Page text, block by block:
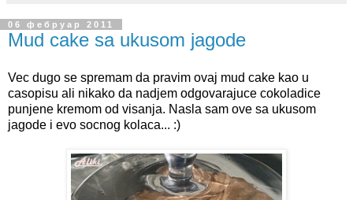
06 фебруар 2011
Mud cake sa ukusom jagode
Vec dugo se spremam da pravim ovaj mud cake kao u
casopisu ali nikako da nadjem odgovarajuce cokoladice
punjene kremom od visanja. Nasla sam ove sa ukusom
jagode i evo socnog kolaca... :)